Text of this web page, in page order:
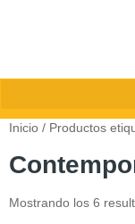
Inicio / Productos
Mostrando los 6